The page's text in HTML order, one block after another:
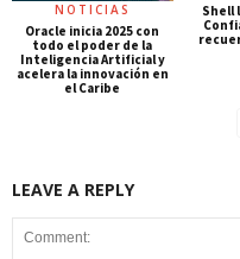
NOTICIAS
Oracle inicia 2025 con
todo el poder de la
Inteligencia Artificial y
acelera la innovación en
el Caribe
Shell
LEAVE A REPLY